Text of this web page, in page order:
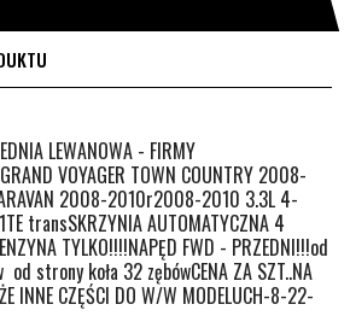
LEWANOWA - FIRMY
VOYAGER TOWN COUNTRY 2008-
2008-2010r2008-2010 3.3L 4-
transSKRZYNIA AUTOMATYCZNA 4
TYLKO!!!!NAPĘD FWD - PRZEDNI!!!od
strony koła 32 zębówCENA ZA SZT..NA
INNE CZĘŚCI DO W/W MODELUCH-8-22-